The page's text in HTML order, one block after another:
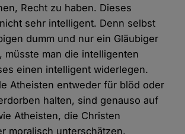
Recht zu haben. Dieses
sehr intelligent. Denn selbst
dumm und nur ein Gläubiger
müsste man die intelligenten
einen intelligent widerlegen.
Atheisten entweder für blöd oder
halten, sind genauso auf
Atheisten, die Christen
moralisch unterschätzen.